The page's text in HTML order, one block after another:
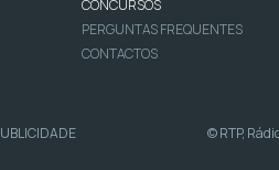
CONCURSOS
PERGUNTAS FREQUENTES
CONTACTOS
© RTP,